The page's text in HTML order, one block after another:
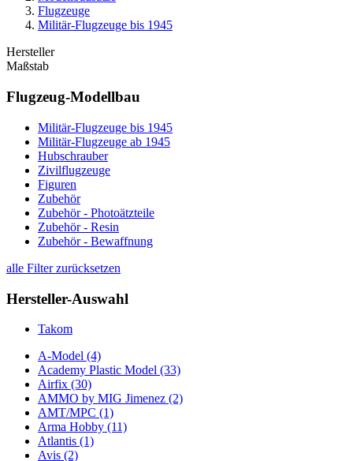
Flugzeuge
Militär-Flugzeuge bis 1945
Hersteller
Maßstab
Flugzeug-Modellbau
Militär-Flugzeuge bis 1945
Militär-Flugzeuge ab 1945
Hubschrauber
Zivilflugzeuge
Figuren
Zubehör
Zubehör - Photoätzteile
Zubehör - Resin
Zubehör - Bewaffnung
alle Filter zurücksetzen
Hersteller-Auswahl
Takom
A-Model (4)
Academy Plastic Model (33)
Airfix (30)
AMMO by MIG Jimenez (2)
AMT/MPC (1)
Arma Hobby (11)
Atlantis (1)
Avis (2)